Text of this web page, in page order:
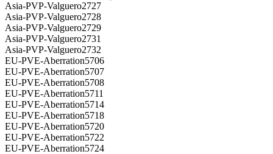
Asia-PVP-Valguero2727
Asia-PVP-Valguero2728
Asia-PVP-Valguero2729
Asia-PVP-Valguero2731
Asia-PVP-Valguero2732
EU-PVE-Aberration5706
EU-PVE-Aberration5707
EU-PVE-Aberration5708
EU-PVE-Aberration5711
EU-PVE-Aberration5714
EU-PVE-Aberration5718
EU-PVE-Aberration5720
EU-PVE-Aberration5722
EU-PVE-Aberration5724